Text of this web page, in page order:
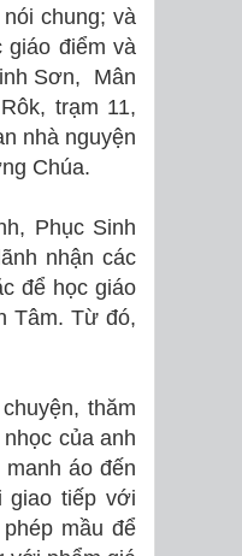
chung; và
giáo điểm và
Sơn, Mân
trạm 11,
nhà nguyện
Chúa.
Phục Sinh
nhận các
để học giáo
Tâm. Từ đó,
thăm
của anh
áo đến
giao tiếp với
mầu để